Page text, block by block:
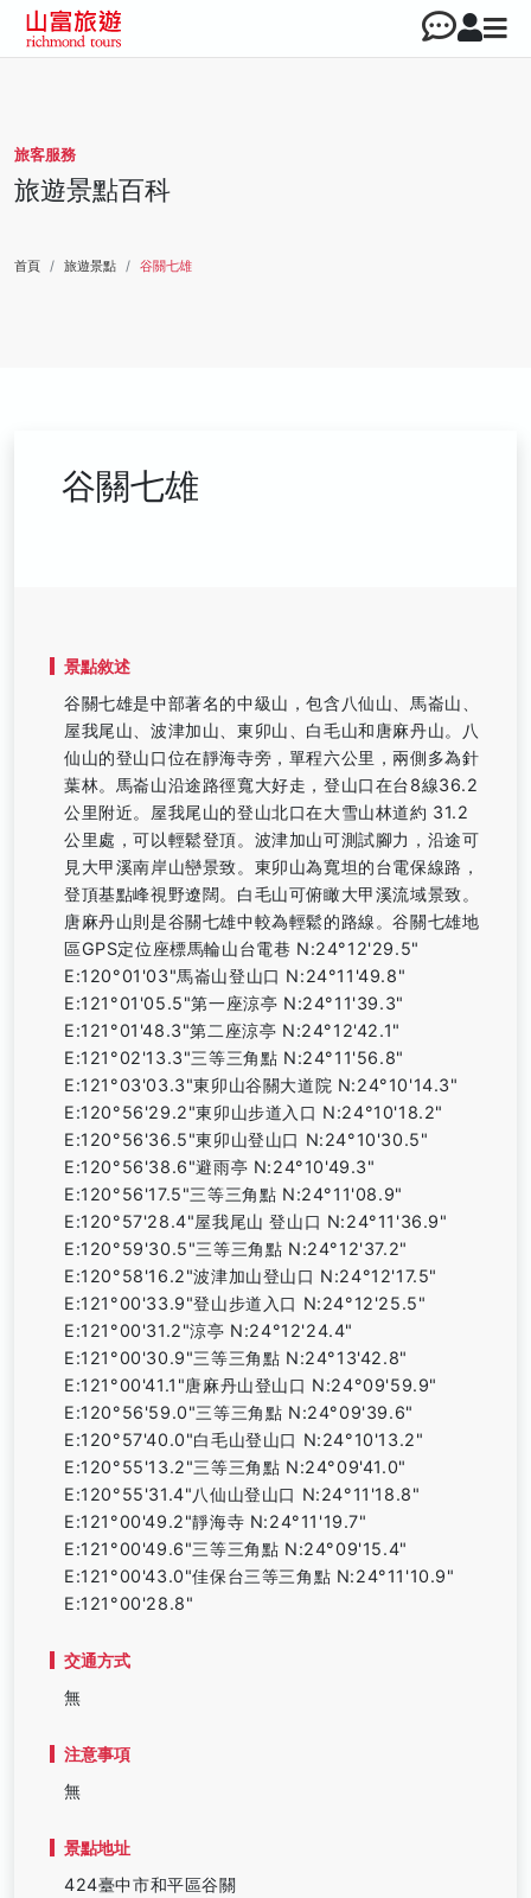
旅客服務
旅遊景點百科
首頁 旅遊景點 谷關七雄
谷關七雄
景點敘述
谷關七雄是中部著名的中級山，包含八仙山、馬崙山、
屋我尾山、波津加山、東卯山、白毛山和唐麻丹山。八
仙山的登山口位在靜海寺旁，單程六公里，兩側多為針
葉林。馬崙山沿途路徑寬大好走，登山口在台8線36.2
公里附近。屋我尾山的登山北口在大雪山林道約 31.2
公里處，可以輕鬆登頂。波津加山可測試腳力，沿途可
見大甲溪南岸山巒景致。東卯山為寬坦的台電保線路，
登頂基點峰視野遼闊。白毛山可俯瞰大甲溪流域景致。
唐麻丹山則是谷關七雄中較為輕鬆的路線。谷關七雄地
區GPS定位座標馬輪山台電巷 N:24°12'29.5"
E:120°01'03"馬崙山登山口 N:24°11'49.8"
E:121°01'05.5"第一座涼亭 N:24°11'39.3"
E:121°01'48.3"第二座涼亭 N:24°12'42.1"
E:121°02'13.3"三等三角點 N:24°11'56.8"
E:121°03'03.3"東卯山谷關大道院 N:24°10'14.3"
E:120°56'29.2"東卯山步道入口 N:24°10'18.2"
E:120°56'36.5"東卯山登山口 N:24°10'30.5"
E:120°56'38.6"避雨亭 N:24°10'49.3"
E:120°56'17.5"三等三角點 N:24°11'08.9"
E:120°57'28.4"屋我尾山 登山口 N:24°11'36.9"
E:120°59'30.5"三等三角點 N:24°12'37.2"
E:120°58'16.2"波津加山登山口 N:24°12'17.5"
E:121°00'33.9"登山步道入口 N:24°12'25.5"
E:121°00'31.2"涼亭 N:24°12'24.4"
E:121°00'30.9"三等三角點 N:24°13'42.8"
E:121°00'41.1"唐麻丹山登山口 N:24°09'59.9"
E:120°56'59.0"三等三角點 N:24°09'39.6"
E:120°57'40.0"白毛山登山口 N:24°10'13.2"
E:120°55'13.2"三等三角點 N:24°09'41.0"
E:120°55'31.4"八仙山登山口 N:24°11'18.8"
E:121°00'49.2"靜海寺 N:24°11'19.7"
E:121°00'49.6"三等三角點 N:24°09'15.4"
E:121°00'43.0"佳保台三等三角點 N:24°11'10.9"
E:121°00'28.8"
交通方式
無
注意事項
無
景點地址
424臺中市和平區谷關